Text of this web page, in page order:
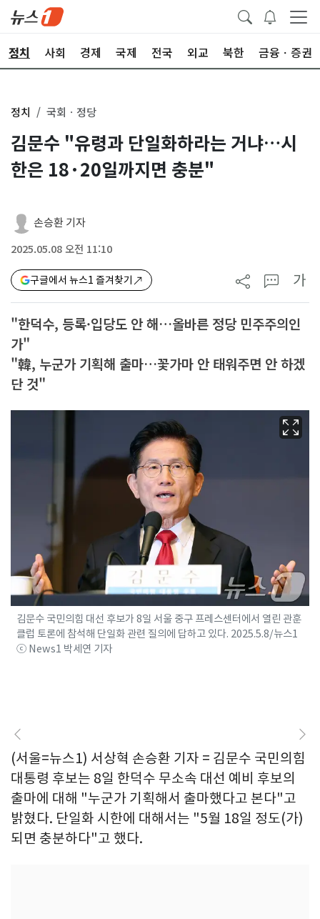
정치 사회 경제 국제 전국 외교 북한 금융ㆍ증권
정치 국회ㆍ정당
김문수 "유령과 단일화하라는 거냐…시
한은 18·20일까지면 충분"
손승환 기자
2025.05.08 오전 11:10
구글에서 뉴스1 즐겨찾기 가
"한덕수, 등록·입당도 안 해…올바른 정당 민주주의인
가"
"韓, 누군가 기획해 출마…꽃가마 안 태워주면 안 하겠
단 것"
김문수 국민의힘 대선 후보가 8일 서울 중구 프레스센터에서 열린 관훈
클럽 토론에 참석해 단일화 관련 질의에 답하고 있다. 2025.5.8/뉴스1
ⓒ News1 박세연 기자
(서울=뉴스1) 서상혁 손승환 기자 = 김문수 국민의힘
대통령 후보는 8일 한덕수 무소속 대선 예비 후보의
출마에 대해 "누군가 기획해서 출마했다고 본다"고
밝혔다. 단일화 시한에 대해서는 "5월 18일 정도(가)
되면 충분하다"고 했다.